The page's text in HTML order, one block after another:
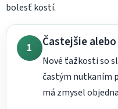
bolesť kostí.
1 Častejšie
Nové ťažkosti so
častým nutkaním
má zmysel